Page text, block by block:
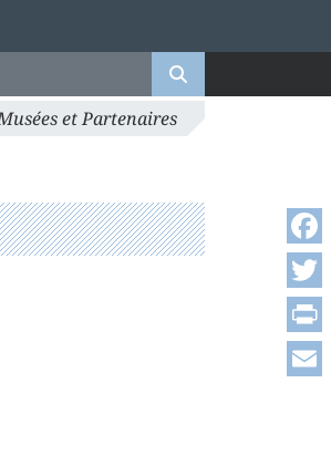
et Partenaires
Print